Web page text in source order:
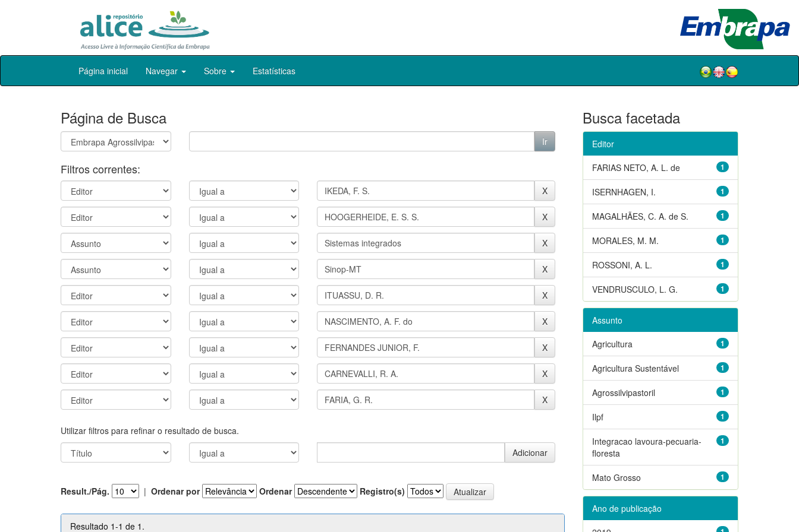
Skip
Página inicial Navegar Sobre Estatísticas
Página de Busca
Filtros correntes:
Utilizar filtros para refinar o resultado de busca.
Result./Pág. | Ordenar por Ordenar Registro(s)
Resultado 1-1 de 1.
Busca facetada
Editor
1
FARIAS NETO, A. L. de
1
ISERNHAGEN, I.
1
MAGALHÃES, C. A. de S.
1
MORALES, M. M.
1
ROSSONI, A. L.
1
VENDRUSCULO, L. G.
Assunto
1
Agricultura
1
Agricultura Sustentável
1
Agrossilvipastoril
1
Ilpf
1
Integracao lavoura-pecuaria-
floresta
1
Mato Grosso
Ano de publicação